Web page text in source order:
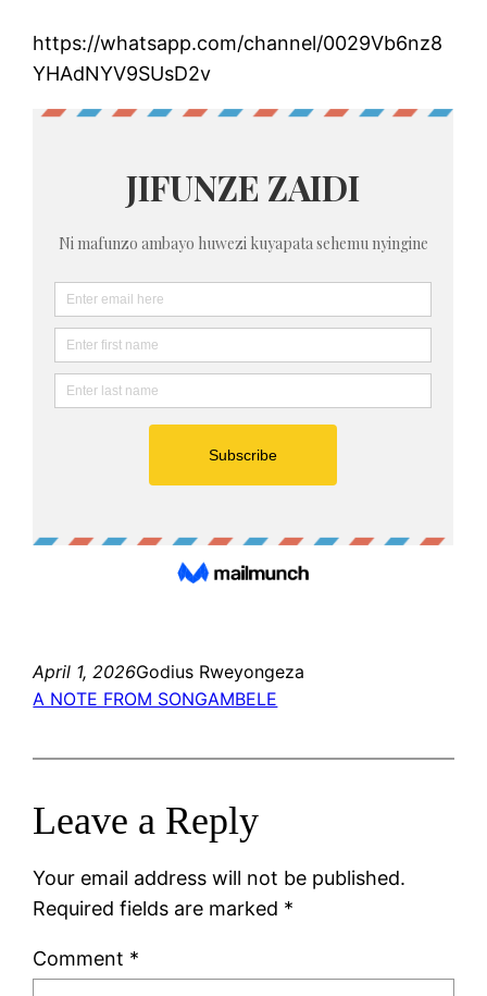
https://whatsapp.com/channel/0029Vb6nz8
YHAdNYV9SUsD2v
April 1, 2026Godius Rweyongeza
A NOTE FROM SONGAMBELE
Leave a Reply
Your email address will not be published.
Required fields are marked *
Comment *